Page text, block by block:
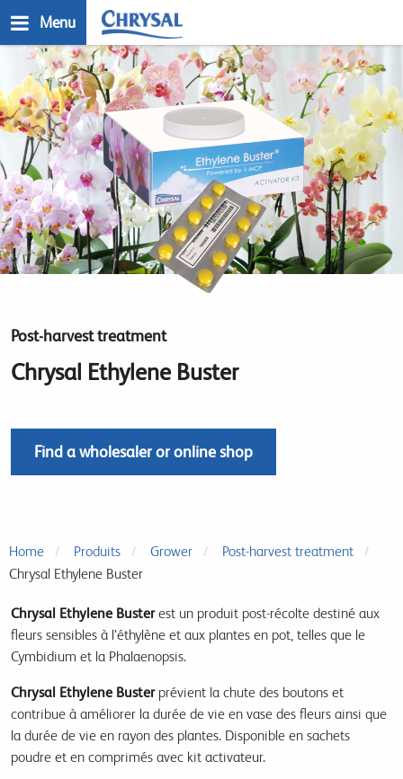
to
main
content
Menu
Post-harvest treatment
Chrysal Ethylene Buster
Find a wholesaler or online shop
Home Produits Grower
Post-harvest treatment
Chrysal Ethylene Buster
Chrysal Ethylene Busterest un produit post-récolte destiné aux
fleurs sensibles à l’éthylène et aux plantes en pot, telles que le
Cymbidium et la Phalaenopsis.
Chrysal Ethylene Busterprévient la chute des boutons et
contribue à améliorer la durée de vie en vase des fleurs ainsi que
la durée de vie en rayon des plantes. Disponible en sachets
poudre et en comprimés avec kit activateur.